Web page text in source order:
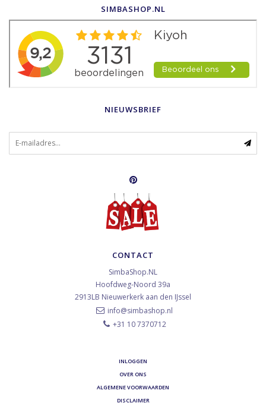
SIMBASHOP.NL
NIEUWSBRIEF
CONTACT
SimbaShop.NL
Hoofdweg-Noord 39a
2913LB Nieuwerkerk aan den IJssel
info@simbashop.nl
+31 10 7370712
INLOGGEN
OVER ONS
ALGEMENE VOORWAARDEN
DISCLAIMER